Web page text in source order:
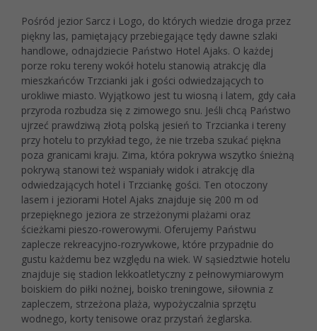
Pośród jezior Sarcz i Logo, do których wiedzie droga przez
piękny las, pamiętający przebiegające tędy dawne szlaki
handlowe, odnajdziecie Państwo Hotel Ajaks. O każdej
porze roku tereny wokół hotelu stanowią atrakcję dla
mieszkańców Trzcianki jak i gości odwiedzających to
urokliwe miasto. Wyjątkowo jest tu wiosną i latem, gdy cała
przyroda rozbudza się z zimowego snu. Jeśli chcą Państwo
ujrzeć prawdziwą złotą polską jesień to Trzcianka i tereny
przy hotelu to przykład tego, że nie trzeba szukać piękna
poza granicami kraju. Zima, która pokrywa wszytko śnieżną
pokrywą stanowi też wspaniały widok i atrakcję dla
odwiedzających hotel i Trzciankę gości. Ten otoczony
lasem i jeziorami Hotel Ajaks znajduje się 200 m od
przepięknego jeziora ze strzeżonymi plażami oraz
ścieżkami pieszo-rowerowymi. Oferujemy Państwu
zaplecze rekreacyjno-rozrywkowe, które przypadnie do
gustu każdemu bez względu na wiek. W sąsiedztwie hotelu
znajduje się stadion lekkoatletyczny z pełnowymiarowym
boiskiem do piłki nożnej, boisko treningowe, siłownia z
zapleczem, strzeżona plaża, wypożyczalnia sprzętu
wodnego, korty tenisowe oraz przystań żeglarska.